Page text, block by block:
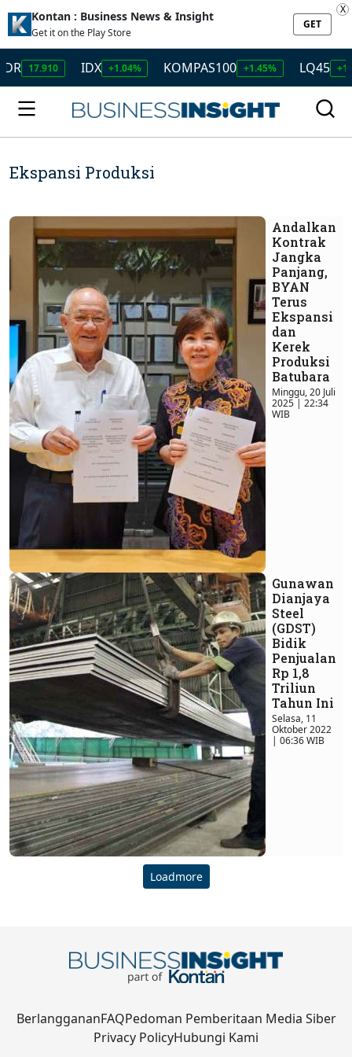
Kontan : Business News & Insight
Get it on the Play Store
GET
X
17.910 IDX +1.04% KOMPAS100 +1.45% LQ45
Ekspansi Produksi
Andalkan
Kontrak
Jangka
Panjang,
BYAN
Terus
Ekspansi
dan
Kerek
Produksi
Batubara
Minggu, 20 Juli
2025 | 22:34
WIB
Gunawan
Dianjaya
Steel
(GDST)
Bidik
Penjualan
Rp 1,8
Triliun
Tahun Ini
Selasa, 11
Oktober 2022
| 06:36 WIB
Loadmore
BerlanggananFAQPedoman Pemberitaan Media Siber
Privacy PolicyHubungi Kami